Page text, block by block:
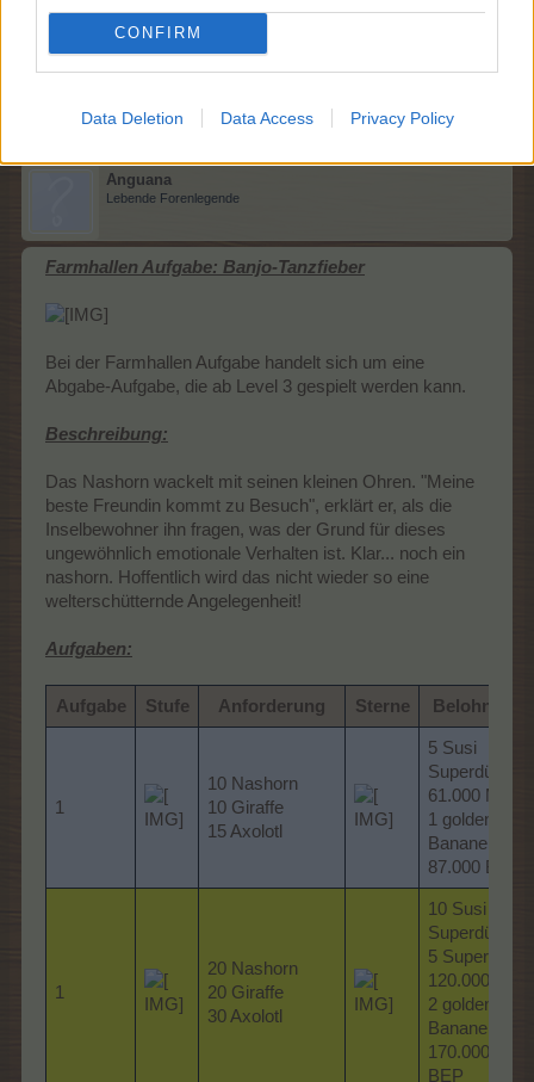
CONFIRM
Data Deletion Data Access Privacy Policy
22 April 2020
Anguana
Lebende Forenlegende
Farmhallen Aufgabe: Banjo-Tanzfieber
Bei der Farmhallen Aufgabe handelt sich um eine
Abgabe-Aufgabe, die ab Level 3 gespielt werden kann.
Beschreibung:
Das Nashorn wackelt mit seinen kleinen Ohren. "Meine
beste Freundin kommt zu Besuch", erklärt er, als die
Inselbewohner ihn fragen, was der Grund für dieses
ungewöhnlich emotionale Verhalten ist. Klar... noch ein
nashorn. Hoffentlich wird das nicht wieder so eine
welterschütternde Angelegenheit!
Aufgaben:
Aufgabe Stufe Anforderung Sterne Belohnung
1
10 Nashorn
10 Giraffe
15 Axolotl
5 Susi
Superdünger
61.000 MP
1 goldene
Banane
87.000 BEP
1
20 Nashorn
20 Giraffe
30 Axolotl
10 Susi
Superdünger
5 Superfutter
120.000 MP
2 goldene
Bananen
170.000
BEP